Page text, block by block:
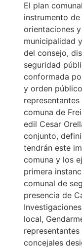
El plan
instrumento
orientaciones
municipalidad
del consejo,
seguridad
conformada
y orden
comuna de
edil Cesar
conjunto,
tendrán este
comuna y los
primera
comunal de
presencia de
local,
concejales